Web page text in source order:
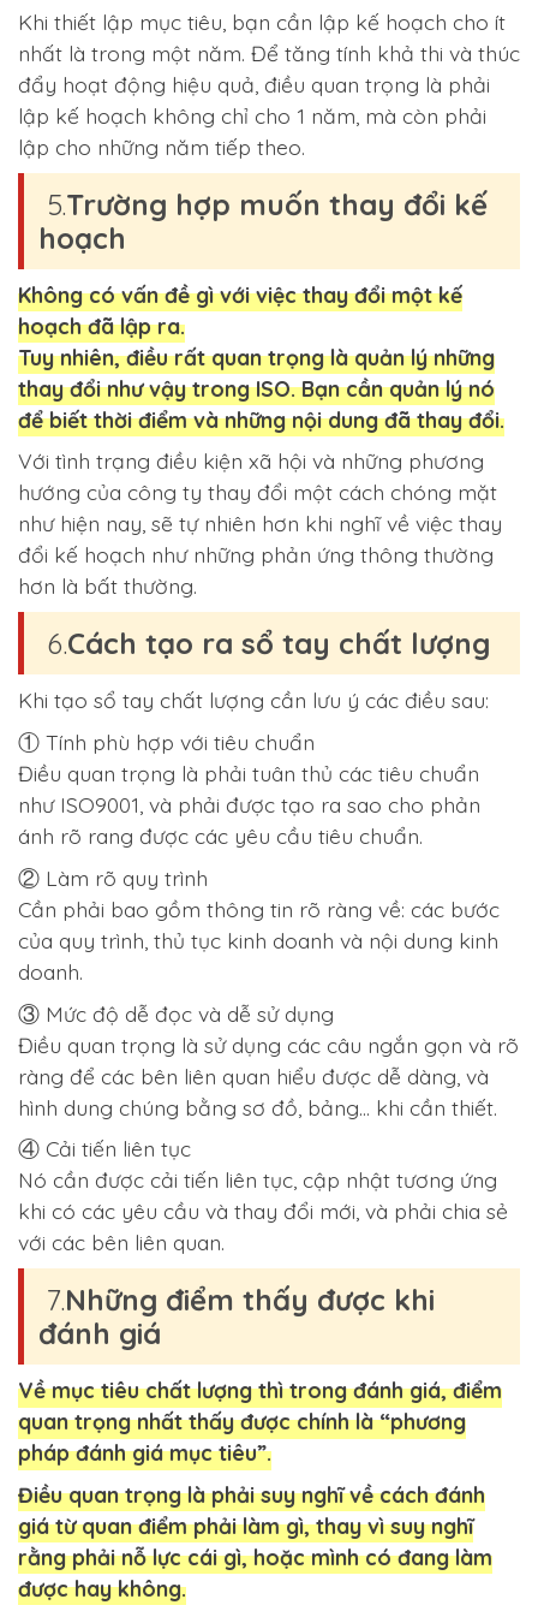
Khi thiết lập mục tiêu, bạn cần lập kế hoạch cho ít
nhất là trong một năm. Để tăng tính khả thi và thúc
đẩy hoạt động hiệu quả, điều quan trọng là phải
lập kế hoạch không chỉ cho 1 năm, mà còn phải
lập cho những năm tiếp theo.
5.Trường hợp muốn thay đổi kế
hoạch
Không có vấn đề gì với việc thay đổi một kế
hoạch đã lập ra.
Tuy nhiên, điều rất quan trọng là quản lý những
thay đổi như vậy trong ISO. Bạn cần quản lý nó
để biết thời điểm và những nội dung đã thay đổi.
Với tình trạng điều kiện xã hội và những phương
hướng của công ty thay đổi một cách chóng mặt
như hiện nay, sẽ tự nhiên hơn khi nghĩ về việc thay
đổi kế hoạch như những phản ứng thông thường
hơn là bất thường.
6.Cách tạo ra sổ tay chất lượng
Khi tạo sổ tay chất lượng cần lưu ý các điều sau:
① Tính phù hợp với tiêu chuẩn
Điều quan trọng là phải tuân thủ các tiêu chuẩn
như ISO9001, và phải được tạo ra sao cho phản
ánh rõ rang được các yêu cầu tiêu chuẩn.
② Làm rõ quy trình
Cần phải bao gồm thông tin rõ ràng về: các bước
của quy trình, thủ tục kinh doanh và nội dung kinh
doanh.
③ Mức độ dễ đọc và dễ sử dụng
Điều quan trọng là sử dụng các câu ngắn gọn và rõ
ràng để các bên liên quan hiểu được dễ dàng, và
hình dung chúng bằng sơ đồ, bảng… khi cần thiết.
④ Cải tiến liên tục
Nó cần được cải tiến liên tục, cập nhật tương ứng
khi có các yêu cầu và thay đổi mới, và phải chia sẻ
với các bên liên quan.
7.Những điểm thấy được khi
đánh giá
Về mục tiêu chất lượng thì trong đánh giá, điểm
quan trọng nhất thấy được chính là “phương
pháp đánh giá mục tiêu”.
Điều quan trọng là phải suy nghĩ về cách đánh
giá từ quan điểm phải làm gì, thay vì suy nghĩ
rằng phải nỗ lực cái gì, hoặc mình có đang làm
được hay không.